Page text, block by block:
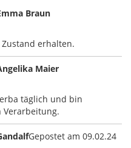
Braun
erhalten.
Maier
täglich und bin
Verarbeitung.
Gepostet am 09.02.24